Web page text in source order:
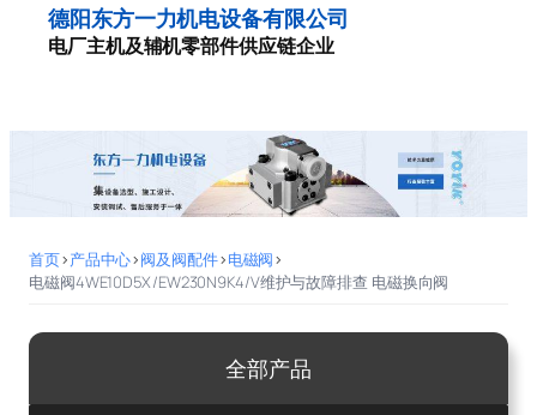
德阳东方一力机电设备有限公司
电厂主机及辅机零部件供应链企业
首页>产品中心>阀及阀配件>电磁阀>
电磁阀4WE10D5X/EW230N9K4/V维护与故障排查 电磁换向阀
全部产品